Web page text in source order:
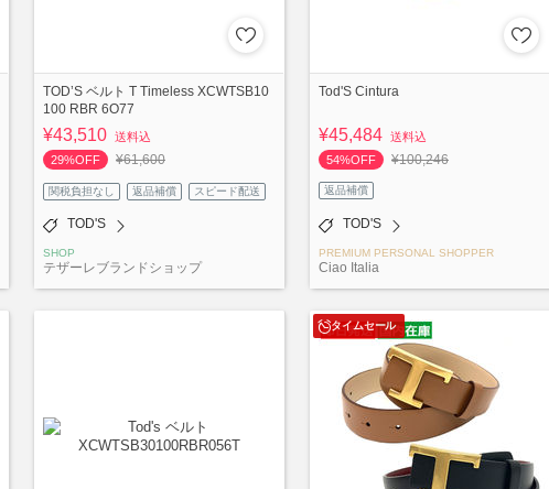
TOD’S ベルト T Timeless XCWTSB10
100 RBR 6O77
¥43,510 送料込
29%OFF
¥61,600
関税負担なし 返品補償 スピード配送
TOD'S
SHOP
テザーレブランドショップ
Tod'S Cintura
¥45,484 送料込
54%OFF
¥100,246
返品補償
TOD'S
PREMIUM PERSONAL SHOPPER
Ciao Italia
タイムセール